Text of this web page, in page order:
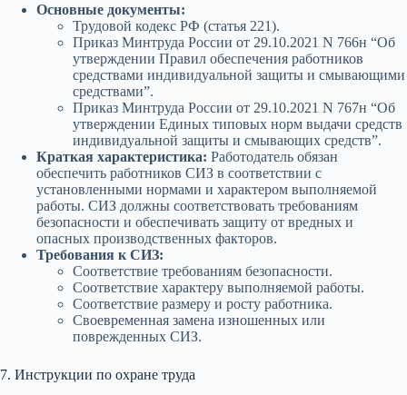
Основные документы:
Трудовой кодекс РФ (статья 221).
Приказ Минтруда России от 29.10.2021 N 766н “Об
утверждении Правил обеспечения работников
средствами индивидуальной защиты и смывающими
средствами”.
Приказ Минтруда России от 29.10.2021 N 767н “Об
утверждении Единых типовых норм выдачи средств
индивидуальной защиты и смывающих средств”.
Краткая характеристика: Работодатель обязан
обеспечить работников СИЗ в соответствии с
установленными нормами и характером выполняемой
работы. СИЗ должны соответствовать требованиям
безопасности и обеспечивать защиту от вредных и
опасных производственных факторов.
Требования к СИЗ:
Соответствие требованиям безопасности.
Соответствие характеру выполняемой работы.
Соответствие размеру и росту работника.
Своевременная замена изношенных или
поврежденных СИЗ.
7. Инструкции по охране труда